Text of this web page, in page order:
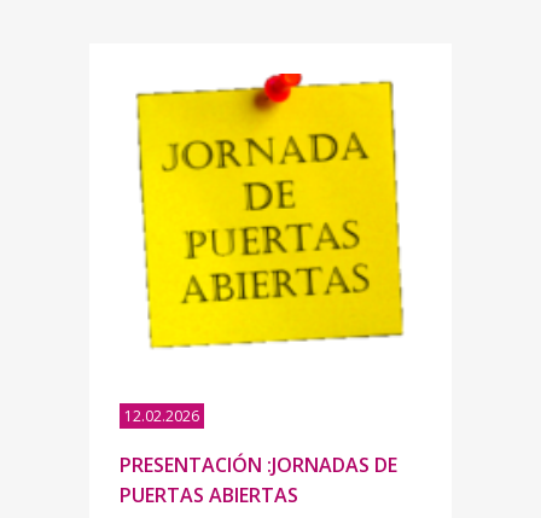
12.02.2026
PRESENTACIÓN :JORNADAS DE
PUERTAS ABIERTAS